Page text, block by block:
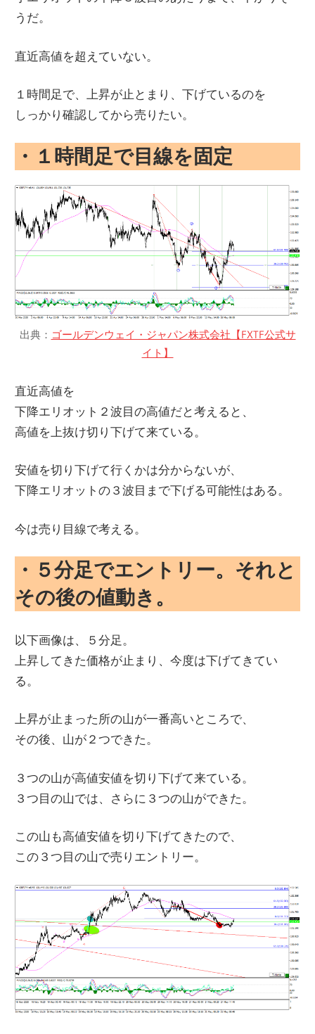
うだ。
直近高値を超えていない。
１時間足で、上昇が止とまり、下げているのを
しっかり確認してから売りたい。
・１時間足で目線を固定
出典： ゴールデンウェイ・ジャパン株式会社【FXTF公式サ
イト】
直近高値を
下降エリオット２波目の高値だと考えると、
高値を上抜け切り下げて来ている。
安値を切り下げて行くかは分からないが、
下降エリオットの３波目まで下げる可能性はある。
今は売り目線で考える。
・５分足でエントリー。それと
その後の値動き。
以下画像は、５分足。
上昇してきた価格が止まり、今度は下げてきてい
る。
上昇が止まった所の山が一番高いところで、
その後、山が２つできた。
３つの山が高値安値を切り下げて来ている。
３つ目の山では、さらに３つの山ができた。
この山も高値安値を切り下げてきたので、
この３つ目の山で売りエントリー。